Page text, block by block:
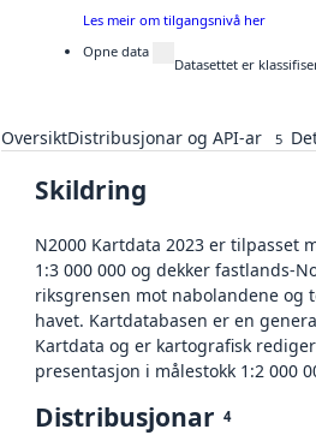
Les meir om tilgangsnivå her
Opne data
Datasettet er
OversiktDistribusjonar og API-ar 5
Skildring
N2000 Kartdata 2023 er tilpasset
1:3 000 000 og dekker fastlands-
riksgrensen mot nabolandene og
havet. Kartdatabasen er en
Kartdata og er kartografisk
presentasjon i målestokk 1:2 000
Distribusjonar 4